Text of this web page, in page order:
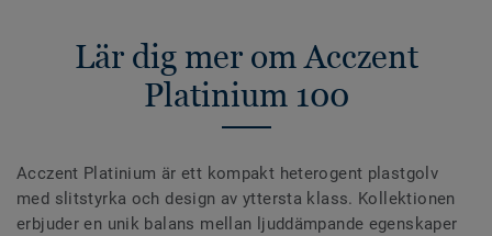
Lär dig mer om Acczent
Platinium 100
Acczent Platinium är ett kompakt heterogent plastgolv
med slitstyrka och design av yttersta klass. Kollektionen
erbjuder en unik balans mellan ljuddämpande egenskaper